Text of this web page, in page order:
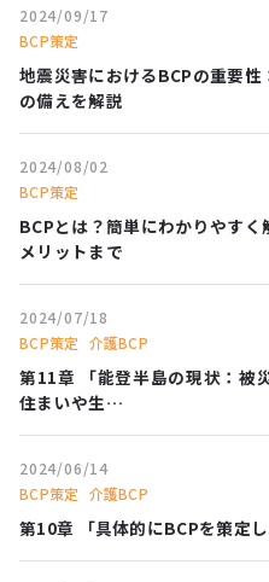
2024/09/17
BCP策定
地震災害におけるBCPの重要
の備えを解説
2024/08/02
BCP策定
BCPとは？簡単にわかりやす
メリットまで
2024/07/18
BCP策定 介護BCP
第11章 「能登半島の現状：被
住まいや生…
2024/06/14
BCP策定 介護BCP
第10章 「具体的にBCPを策定し